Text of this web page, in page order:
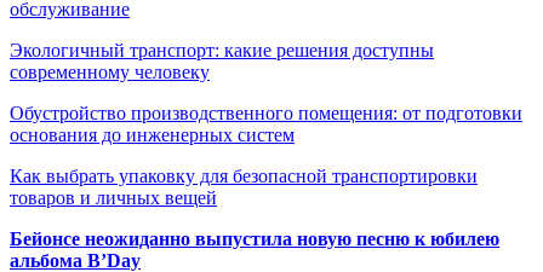
обслуживание
Экологичный транспорт: какие решения доступны
современному человеку
Обустройство производственного помещения: от подготовки
основания до инженерных систем
Как выбрать упаковку для безопасной транспортировки
товаров и личных вещей
Бейонсе неожиданно выпустила новую песню к юбилею
альбома B’Day